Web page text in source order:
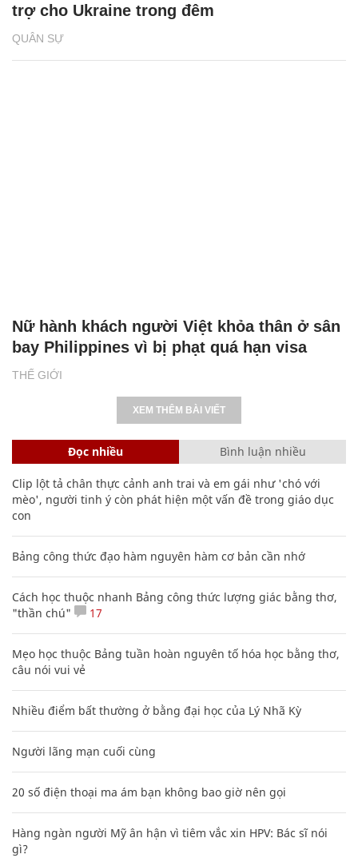
QUÂN SỰ
trợ cho Ukraine trong đêm
THẾ GIỚI
Nữ hành khách người Việt khỏa thân ở sân
bay Philippines vì bị phạt quá hạn visa
XEM THÊM BÀI VIẾT
Đọc nhiều Bình luận nhiều
Clip lột tả chân thực cảnh anh trai và em gái như 'chó với
mèo', người tinh ý còn phát hiện một vấn đề trong giáo dục
con
Bảng công thức đạo hàm nguyên hàm cơ bản cần nhớ
Cách học thuộc nhanh Bảng công thức lượng giác bằng thơ,
"thần chú"
17
Mẹo học thuộc Bảng tuần hoàn nguyên tố hóa học bằng thơ,
câu nói vui vẻ
Nhiều điểm bất thường ở bằng đại học của Lý Nhã Kỳ
Người lãng mạn cuối cùng
20 số điện thoại ma ám bạn không bao giờ nên gọi
Hàng ngàn người Mỹ ân hận vì tiêm vắc xin HPV: Bác sĩ nói
gì?